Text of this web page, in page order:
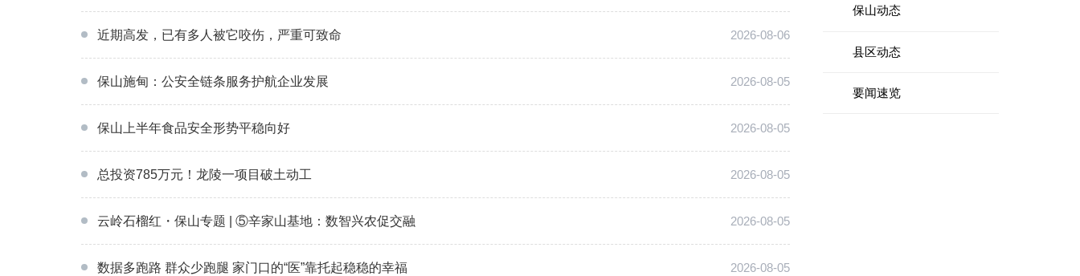
保山动态
县区动态
要闻速览
近期高发，已有多人被它咬伤，严重可致命 2026-08-06
保山施甸：公安全链条服务护航企业发展 2026-08-05
保山上半年食品安全形势平稳向好 2026-08-05
总投资785万元！龙陵一项目破土动工 2026-08-05
云岭石榴红・保山专题 | ⑤辛家山基地：数智兴农促交融 2026-08-05
数据多跑路 群众少跑腿 家门口的“医”靠托起稳稳的幸福 2026-08-05